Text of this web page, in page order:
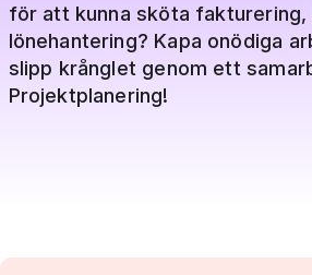
för att kunna sköta
lönehantering? Kapa onödiga
slipp krånglet genom ett
Projektplanering!